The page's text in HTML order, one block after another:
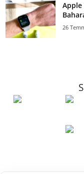
Apple
26